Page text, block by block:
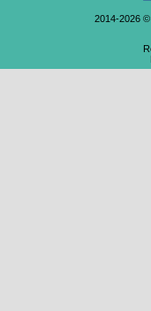
2014-2026